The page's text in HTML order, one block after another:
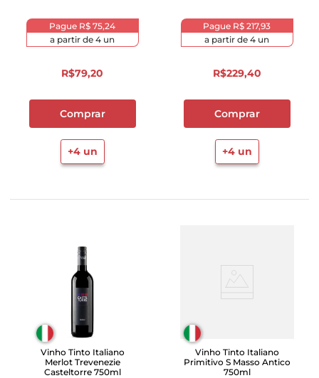
Pague R$ 75,24
a partir de 4 un
R$79,20
Comprar
+4un
Pague R$ 217,93
a partir de 4 un
R$229,40
Comprar
+4un
Vinho Tinto Italiano
Merlot Trevenezie
Casteltorre 750ml
Vinho Tinto Italiano
Primitivo S Masso Antico
750ml